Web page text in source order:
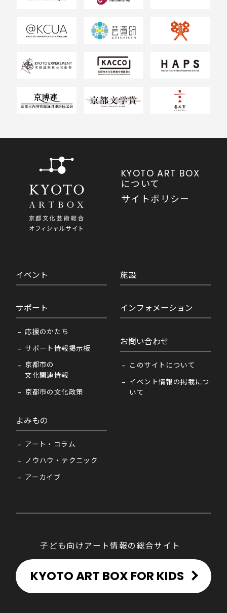
KYOTO ART BOX
について
サイトポリシー
イベント
サポート
応援のかたち
サポート情報掲示板
京都市の
文化関連情報
京都市の文化政策
よみもの
アート・コラム
ノウハウ・テクニック
アーカイブ
施設
インフォメーション
お問い合わせ
このサイトについて
イベント情報の掲載につ
いて
子ども向けアート情報の総合サイト
KYOTO ART BOX FOR KIDS